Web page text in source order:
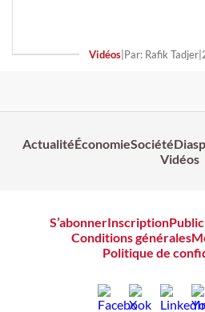
Vidéos|Par: Rafik Tadjer|
ActualitéÉconomieSociété
Vidéos
S’abonnerInscription
Conditions générales
Politique de